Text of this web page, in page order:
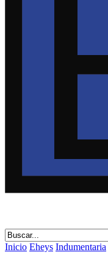
Close
Inicio Eheys Indumentaria